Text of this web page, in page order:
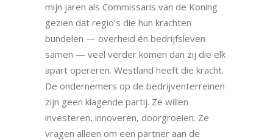
mijn jaren als Commissaris van de Koning
gezien dat regio’s die hun krachten
bundelen — overheid én bedrijfsleven
samen — veel verder komen dan zij die elk
apart opereren. Westland heeft die kracht.
De ondernemers op de bedrijventerreinen
zijn geen klagende partij. Ze willen
investeren, innoveren, doorgroeien. Ze
vragen alleen om een partner aan de